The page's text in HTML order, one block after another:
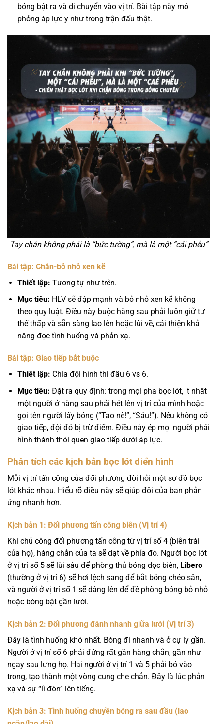
bóng bật ra và di chuyển vào vị trí. Bài tập này mô
phỏng áp lực y như trong trận đấu thật.
Tay chắn không phải là “bức tường”, mà là một “cái phễu”
Bài tập: Chắn-bỏ nhỏ xen kẽ
Thiết lập: Tương tự như trên.
Mục tiêu: HLV sẽ đập mạnh và bỏ nhỏ xen kẽ không
theo quy luật. Điều này buộc hàng sau phải luôn giữ tư
thế thấp và sẵn sàng lao lên hoặc lùi về, cải thiện khả
năng đọc tình huống và phản xạ.
Bài tập: Giao tiếp bắt buộc
Thiết lập: Chia đội hình thi đấu 6 vs 6.
Mục tiêu: Đặt ra quy định: trong mọi pha bọc lót, ít nhất
một người ở hàng sau phải hét lên vị trí của mình hoặc
gọi tên người lấy bóng (“Tao nè!”, “Sáu!”). Nếu không có
giao tiếp, đội đó bị trừ điểm. Điều này ép mọi người phải
hình thành thói quen giao tiếp dưới áp lực.
Phân tích các kịch bản bọc lót điển hình
Mỗi vị trí tấn công của đối phương đòi hỏi một sơ đồ bọc
lót khác nhau. Hiểu rõ điều này sẽ giúp đội của bạn phản
ứng nhanh hơn.
Kịch bản 1: Đối phương tấn công biên (Vị trí 4)
Khi chủ công đối phương tấn công từ vị trí số 4 (biên trái
của họ), hàng chắn của ta sẽ dạt về phía đó. Người bọc lót
ở vị trí số 5 sẽ lùi sâu để phòng thủ bóng dọc biên, Libero
(thường ở vị trí 6) sẽ hơi lệch sang để bắt bóng chéo sân,
và người ở vị trí số 1 sẽ dâng lên để đề phòng bóng bỏ nhỏ
hoặc bóng bật gần lưới.
Kịch bản 2: Đối phương đánh nhanh giữa lưới (Vị trí 3)
Đây là tình huống khó nhất. Bóng đi nhanh và ở cự ly gần.
Người ở vị trí số 6 phải đứng rất gần hàng chắn, gần như
ngay sau lưng họ. Hai người ở vị trí 1 và 5 phải bó vào
trong, tạo thành một vòng cung che chắn. Đây là lúc phản
xạ và sự “lì đòn” lên tiếng.
Kịch bản 3: Tình huống chuyền bóng ra sau đầu (lao